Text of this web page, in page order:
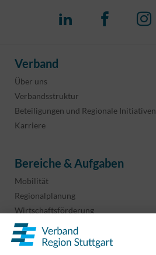
Verband
Über uns
Verbandsstruktur
Beteiligungen und Regionale Initiativen
Karriere
Bereiche & Aufgaben
Mobilität
Regionalplanung
Wirtschaftsförderung
Sport und Kultur